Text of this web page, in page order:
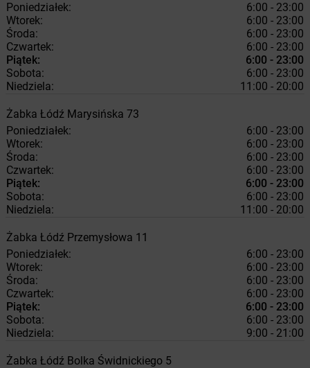
Poniedziałek:
6:00 - 23:00
Wtorek:
6:00 - 23:00
Środa:
6:00 - 23:00
Czwartek:
6:00 - 23:00
Piątek:
6:00 - 23:00
Sobota:
6:00 - 23:00
Niedziela:
11:00 - 20:00
Żabka Łódź Marysińska 73
Poniedziałek:
6:00 - 23:00
Wtorek:
6:00 - 23:00
Środa:
6:00 - 23:00
Czwartek:
6:00 - 23:00
Piątek:
6:00 - 23:00
Sobota:
6:00 - 23:00
Niedziela:
11:00 - 20:00
Żabka Łódź Przemysłowa 11
Poniedziałek:
6:00 - 23:00
Wtorek:
6:00 - 23:00
Środa:
6:00 - 23:00
Czwartek:
6:00 - 23:00
Piątek:
6:00 - 23:00
Sobota:
6:00 - 23:00
Niedziela:
9:00 - 21:00
Żabka Łódź Bolka Świdnickiego 5